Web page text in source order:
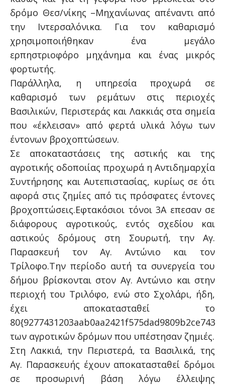
δρόμο Θεσ/νίκης –Μηχανίωνας απέναντι από
την Ιντερσαλόνικα. Για τον καθαρισμό
χρησιμοποιήθηκαν ένα μεγάλο
ερπηστριοφόρο μηχάνημα και ένας μικρός
φορτωτής.
Παράλληλα, η υπηρεσία προχωρά σε
καθαρισμό των ρεμάτων στις περιοχές
Βασιλικών, Περιστεράς και Λακκιάς στα σημεία
που «έκλεισαν» από φερτά υλικά λόγω των
έντονων βροχοπτώσεων.
Σε αποκαταστάσεις της αστικής και της
αγροτικής οδοποιίας προχωρά η Αντιδημαρχία
Συντήρησης και Αυτεπιστασίας, κυρίως σε ότι
αφορά στις ζημίες από τις πρόσφατες έντονες
βροχοπτώσεις.Εφτακόσιοι τόνοι 3Α επεσαν σε
διάφορους αγροτικούς, εντός σχεδίου και
αστικούς δρόμους στη Σουρωτή, την Αγ.
Παρασκευή τον Αγ. Αντώνιο και τον
Τρίλοφο.Την περίοδο αυτή τα συνεργεία του
δήμου βρίσκονται στον Αγ. Αντώνιο και στην
περιοχή του Τριλόφο, ενώ στο Σχολάρι, ήδη,
έχει αποκατασταθεί το
των αγροτικών δρόμων που υπέστησαν ζημιές.
Στη Λακκιά, την Περιστερά, τα Βασιλικά, της
Αγ. Παρασκευής έχουν αποκατασταθεί δρόμοι
σε προσωρινή βάση λόγω έλλειψης